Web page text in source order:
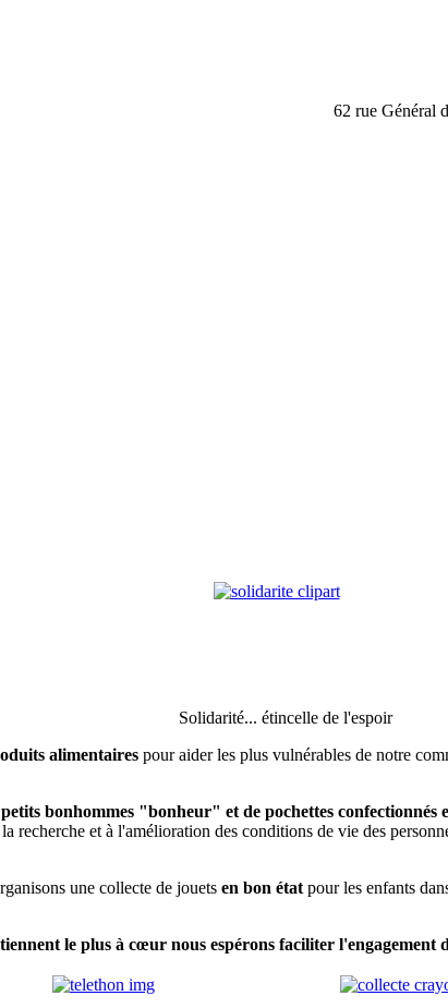
62 rue
Solidarité... étincelle de l'espoir
alimentaires pour aider les plus vulnérables de notre
petits bonhommes "bonheur" et de pochettes confectionnés
recherche et à l'amélioration des conditions de vie des
une collecte de jouets en bon état pour les enfants
le plus à cœur nous espérons faciliter l'engagement